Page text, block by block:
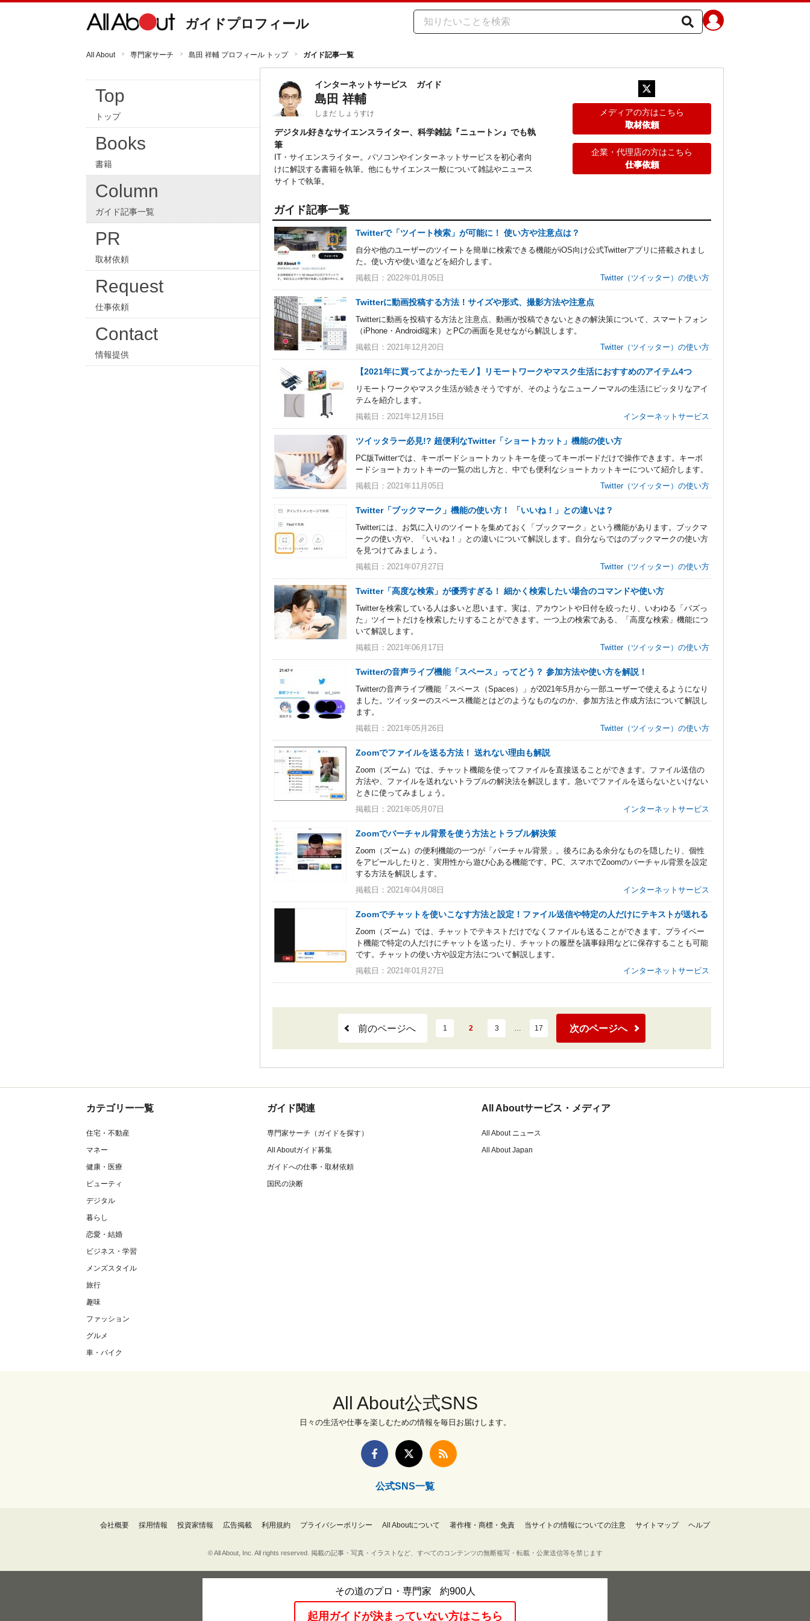
ガイドプロフィール
All About 専門家サーチ 島田 祥輔 プロフィール トップ ガイド記事一覧
Top
トップ
Books
書籍
Column
ガイド記事一覧
PR
取材依頼
Request
仕事依頼
Contact
情報提供
インターネットサービス ガイド
島田 祥輔
しまだ しょうすけ
デジタル好きなサイエンスライター、科学雑誌『ニュートン』でも執
筆
IT・サイエンスライター。パソコンやインターネットサービスを初心者向
けに解説する書籍を執筆。他にもサイエンス一般について雑誌やニュース
サイトで執筆。
メディアの方はこちら
取材依頼
企業・代理店の方はこちら
仕事依頼
ガイド記事一覧
Twitterで「ツイート検索」が可能に！ 使い方や注意点は？
自分や他のユーザーのツイートを簡単に検索できる機能がiOS向け公式Twitterアプリに搭載されまし
た。使い方や使い道などを紹介します。
掲載日：2022年01月05日
Twitter（ツイッター）の使い方
Twitterに動画投稿する方法！サイズや形式、撮影方法や注意点
Twitterに動画を投稿する方法と注意点、動画が投稿できないときの解決策について、スマートフォン
（iPhone・Android端末）とPCの画面を見せながら解説します。
掲載日：2021年12月20日
Twitter（ツイッター）の使い方
【2021年に買ってよかったモノ】リモートワークやマスク生活におすすめのアイテム4つ
リモートワークやマスク生活が続きそうですが、そのようなニューノーマルの生活にピッタリなアイ
テムを紹介します。
掲載日：2021年12月15日
インターネットサービス
ツイッタラー必見!? 超便利なTwitter「ショートカット」機能の使い方
PC版Twitterでは、キーボードショートカットキーを使ってキーボードだけで操作できます。キーボ
ードショートカットキーの一覧の出し方と、中でも便利なショートカットキーについて紹介します。
掲載日：2021年11月05日
Twitter（ツイッター）の使い方
Twitter「ブックマーク」機能の使い方！ 「いいね！」との違いは？
Twitterには、お気に入りのツイートを集めておく「ブックマーク」という機能があります。ブックマ
ークの使い方や、「いいね！」との違いについて解説します。自分ならではのブックマークの使い方
を見つけてみましょう。
掲載日：2021年07月27日
Twitter（ツイッター）の使い方
Twitter「高度な検索」が優秀すぎる！ 細かく検索したい場合のコマンドや使い方
Twitterを検索している人は多いと思います。実は、アカウントや日付を絞ったり、いわゆる「バズっ
た」ツイートだけを検索したりすることができます。一つ上の検索である、「高度な検索」機能につ
いて解説します。
掲載日：2021年06月17日
Twitter（ツイッター）の使い方
Twitterの音声ライブ機能「スペース」ってどう？ 参加方法や使い方を解説！
Twitterの音声ライブ機能「スペース（Spaces）」が2021年5月から一部ユーザーで使えるようになり
ました。ツイッターのスペース機能とはどのようなものなのか、参加方法と作成方法について解説し
ます。
掲載日：2021年05月26日
Twitter（ツイッター）の使い方
Zoomでファイルを送る方法！ 送れない理由も解説
Zoom（ズーム）では、チャット機能を使ってファイルを直接送ることができます。ファイル送信の
方法や、ファイルを送れないトラブルの解決法を解説します。急いでファイルを送らないといけない
ときに使ってみましょう。
掲載日：2021年05月07日
インターネットサービス
Zoomでバーチャル背景を使う方法とトラブル解決策
Zoom（ズーム）の便利機能の一つが「バーチャル背景」。後ろにある余分なものを隠したり、個性
をアピールしたりと、実用性から遊び心ある機能です。PC、スマホでZoomのバーチャル背景を設定
する方法を解説します。
掲載日：2021年04月08日
インターネットサービス
Zoomでチャットを使いこなす方法と設定！ファイル送信や特定の人だけにテキストが送れる
Zoom（ズーム）では、チャットでテキストだけでなくファイルも送ることができます。プライベー
ト機能で特定の人だけにチャットを送ったり、チャットの履歴を議事録用などに保存することも可能
です。チャットの使い方や設定方法について解説します。
掲載日：2021年01月27日
インターネットサービス
前のページへ 1 2 3 … 17 次のページへ
カテゴリー一覧
住宅・不動産
マネー
健康・医療
ビューティ
デジタル
暮らし
恋愛・結婚
ビジネス・学習
メンズスタイル
旅行
趣味
ファッション
グルメ
車・バイク
ガイド関連
専門家サーチ（ガイドを探す）
All Aboutガイド募集
ガイドへの仕事・取材依頼
国民の決断
All Aboutサービス・メディア
All About ニュース
All About Japan
All About公式SNS
日々の生活や仕事を楽しむための情報を毎日お届けします。
公式SNS一覧
会社概要 採用情報 投資家情報 広告掲載 利用規約 プライバシーポリシー All Aboutについて 著作権・商標・免責 当サイトの情報についての注意 サイトマップ ヘルプ
© All About, Inc. All rights reserved. 掲載の記事・写真・イラストなど、すべてのコンテンツの無断複写・転載・公衆送信等を禁じます
その道のプロ・専門家 約900人
起用ガイドが決まっていない方はこちら